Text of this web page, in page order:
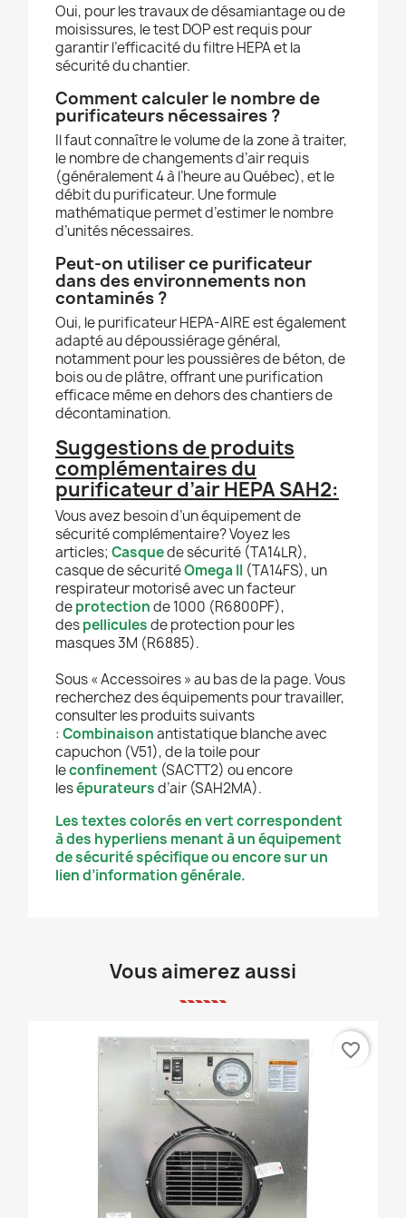
Oui, pour les travaux de désamiantage ou de
moisissures, le test DOP est requis pour
garantir l’efficacité du filtre HEPA et la
sécurité du chantier.
Comment calculer le nombre de
purificateurs nécessaires ?
Il faut connaître le volume de la zone à traiter,
le nombre de changements d’air requis
(généralement 4 à l’heure au Québec), et le
débit du purificateur. Une formule
mathématique permet d’estimer le nombre
d’unités nécessaires.
Peut-on utiliser ce purificateur
dans des environnements non
contaminés ?
Oui, le purificateur HEPA-AIRE est également
adapté au dépoussiérage général,
notamment pour les poussières de béton, de
bois ou de plâtre, offrant une purification
efficace même en dehors des chantiers de
décontamination.
Suggestions de produits
complémentaires du
purificateur d’air HEPA SAH2:
Vous avez besoin d’un équipement de
sécurité complémentaire? Voyez les
articles; Casquede sécurité (TA14LR),
casque de sécuritéOmega II (TA14FS), un
respirateur motorisé avec un facteur
deprotectionde 1000 (R6800PF),
despelliculesde protection pour les
masques 3M (R6885).
Sous « Accessoires » au bas de la page. Vous
recherchez des équipements pour travailler,
consulter les produits suivants
: Combinaisonantistatique blanche avec
capuchon (V51), de la toile pour
leconfinement (SACTT2) ou encore
lesépurateursd’air (SAH2MA).
Les textes colorés en vert correspondent
à des hyperliens menant à un équipement
de sécurité spécifique ou encore sur un
lien d’information générale.
Vous aimerez aussi
favorite_border